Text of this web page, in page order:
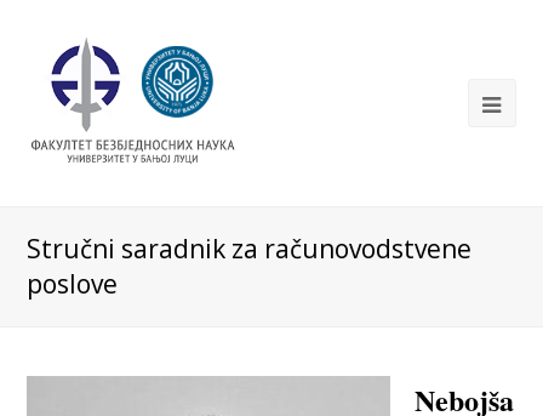
Stručni saradnik za računovodstvene
poslove
Nebojša